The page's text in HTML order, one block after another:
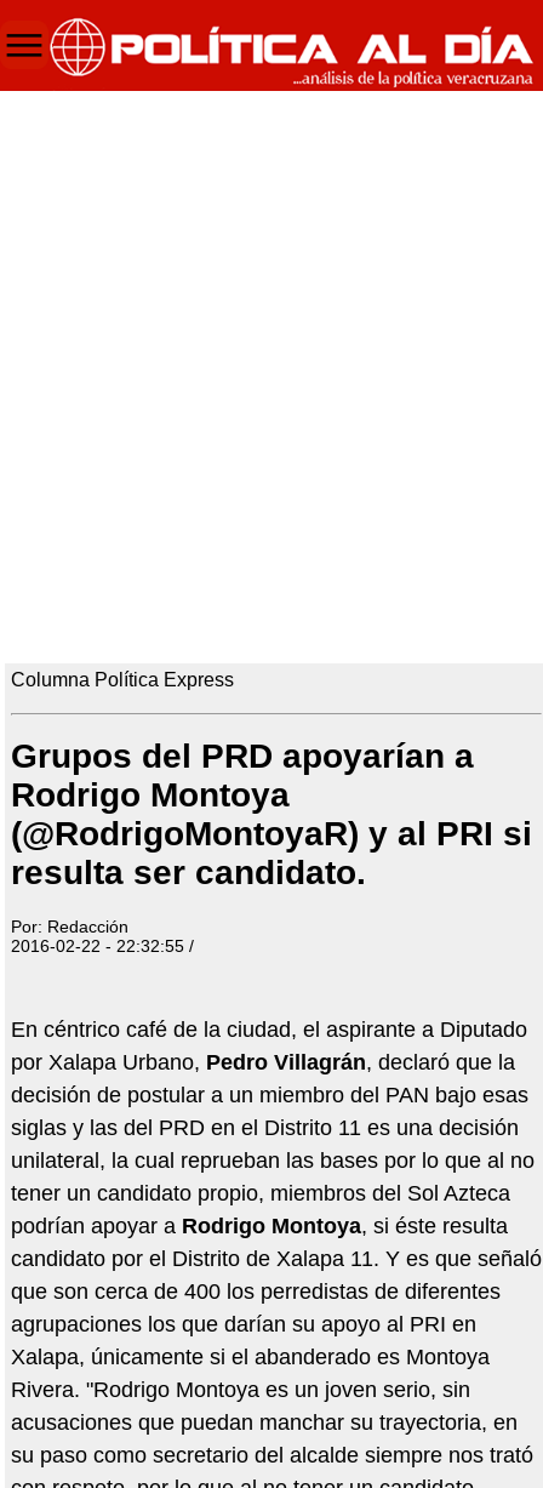
Columna Política Express
Grupos del PRD apoyarían a
Rodrigo Montoya
(@RodrigoMontoyaR) y al PRI si
resulta ser candidato.
Por: Redacción
2016-02-22 - 22:32:55 /
En céntrico café de la ciudad, el aspirante a Diputado
por Xalapa Urbano, Pedro Villagrán, declaró que la
decisión de postular a un miembro del PAN bajo esas
siglas y las del PRD en el Distrito 11 es una decisión
unilateral, la cual reprueban las bases por lo que al no
tener un candidato propio, miembros del Sol Azteca
podrían apoyar aRodrigo Montoya, si éste resulta
candidato por el Distrito de Xalapa 11. Y es que señaló
que son cerca de 400 los perredistas de diferentes
agrupaciones los que darían su apoyo al PRI en
Xalapa, únicamente si el abanderado es Montoya
Rivera. "Rodrigo Montoya es un joven serio, sin
acusaciones que puedan manchar su trayectoria, en
su paso como secretario del alcalde siempre nos trató